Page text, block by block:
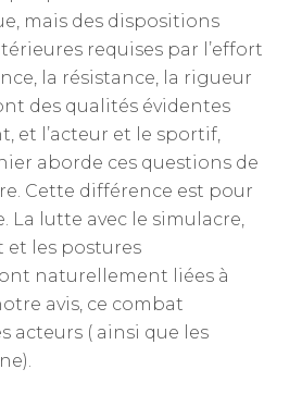
mais des dispositions
requises par l’effort
la résistance, la rigueur
des qualités évidentes
et l’acteur et le sportif,
aborde ces questions de
Cette différence est pour
La lutte avec le simulacre,
et les postures
naturellement liées à
avis, ce combat
acteurs ( ainsi que les